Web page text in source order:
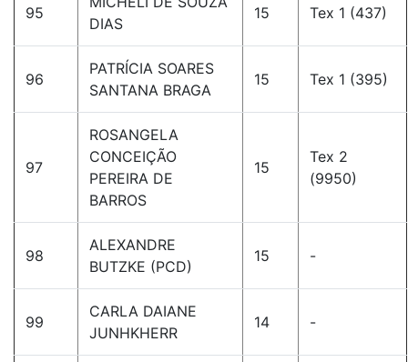
95
DIAS
15 Tex 1 (437)
96
PATRÍCIA SOARES
SANTANA BRAGA
15 Tex 1 (395)
97
ROSANGELA
CONCEIÇÃO
PEREIRA DE
BARROS
15
Tex 2
(9950)
98
ALEXANDRE
BUTZKE (PCD)
15 -
99
CARLA DAIANE
JUNHKHERR
14 -